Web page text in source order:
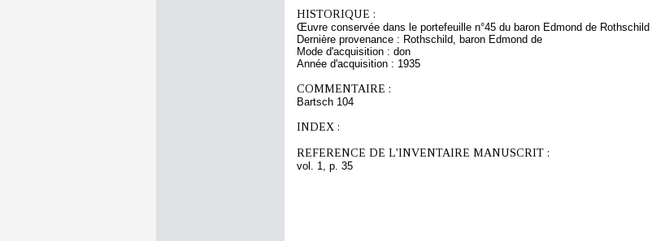
HISTORIQUE :
Œuvre conservée dans le portefeuille n°45 du baron Edmond de Rothschild
Dernière provenance : Rothschild, baron Edmond de
Mode d'acquisition : don
Année d'acquisition : 1935
COMMENTAIRE :
Bartsch 104
INDEX :
REFERENCE DE L'INVENTAIRE MANUSCRIT :
vol. 1, p. 35